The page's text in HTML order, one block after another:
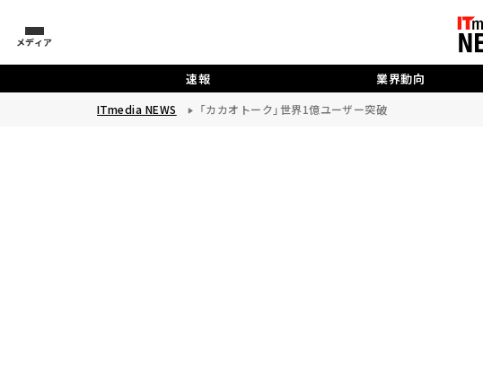
メディア
速報 業界動向
ITmedia NEWS 「カカオトーク」世界1億ユーザー突破